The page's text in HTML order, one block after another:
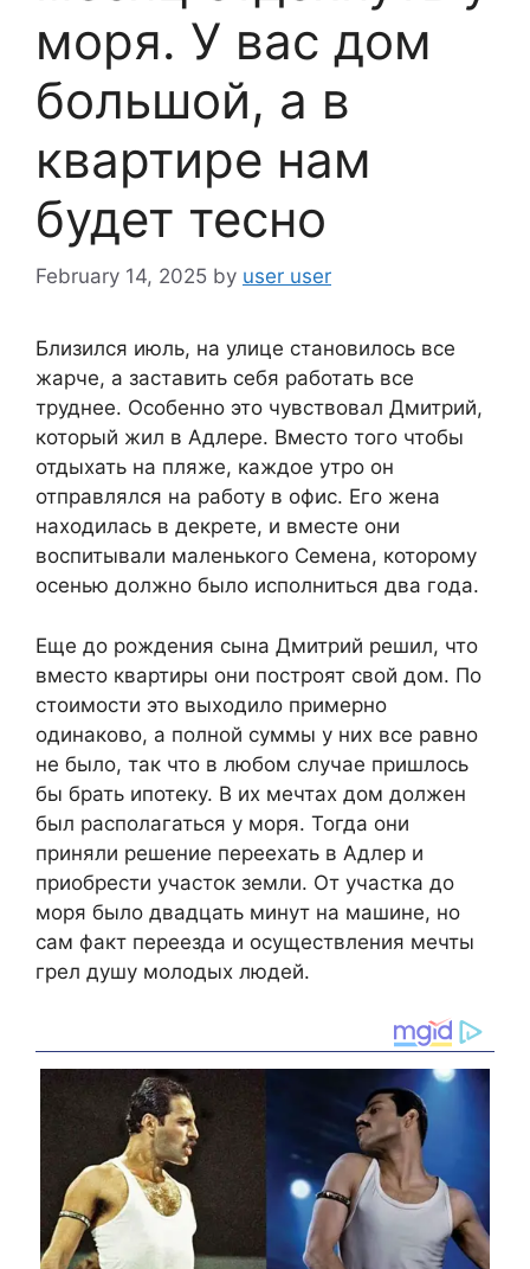
моря. У вас дом
большой, а в
квартире нам
будет тесно
February 14, 2025 by user user
Близился июль, на улице становилось все
жарче, а заставить себя работать все
труднее. Особенно это чувствовал Дмитрий,
который жил в Адлере. Вместо того чтобы
отдыхать на пляже, каждое утро он
отправлялся на работу в офис. Его жена
находилась в декрете, и вместе они
воспитывали маленького Семена, которому
осенью должно было исполниться два года.
Еще до рождения сына Дмитрий решил, что
вместо квартиры они построят свой дом. По
стоимости это выходило примерно
одинаково, а полной суммы у них все равно
не было, так что в любом случае пришлось
бы брать ипотеку. В их мечтах дом должен
был располагаться у моря. Тогда они
приняли решение переехать в Адлер и
приобрести участок земли. От участка до
моря было двадцать минут на машине, но
сам факт переезда и осуществления мечты
грел душу молодых людей.